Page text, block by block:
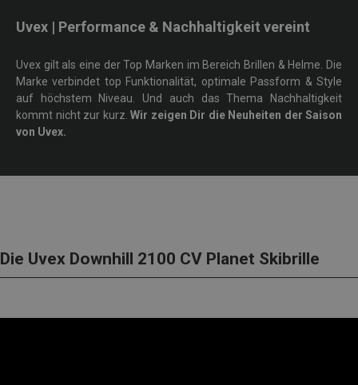
Uvex | Performance & Nachhaltigkeit vereint
Uvex gilt als eine der Top Marken im Bereich Brillen & Helme. Die
Marke verbindet top Funktionalität, optimale Passform & Style
auf höchstem Niveau. Und auch das Thema Nachhaltigkeit
kommt nicht zur kurz. Wir zeigen Dir die Neuheiten der Saison
von Uvex.
Die Uvex Downhill 2100 CV Planet Skibrille